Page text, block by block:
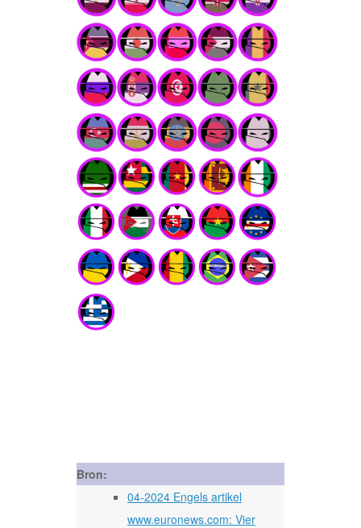
Bron:
04-2024 Engels artikel
www.euronews.com: Vier